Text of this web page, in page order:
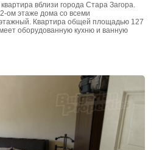
вблизи города Стара Загора.
ом этаже дома со всеми
Квартира общей площадью 127
оборудованную кухню и ванную